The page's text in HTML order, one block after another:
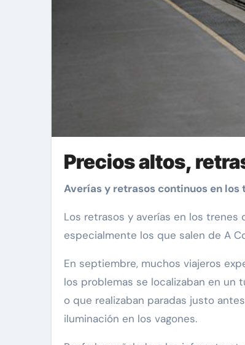
Precios altos,
Averías y retrasos continuos en
Los retrasos y averías en los trenes
especialmente los que salen de A
En septiembre, muchos viajeros
los problemas se localizaban en un
o que realizaban paradas justo
iluminación en los vagones.